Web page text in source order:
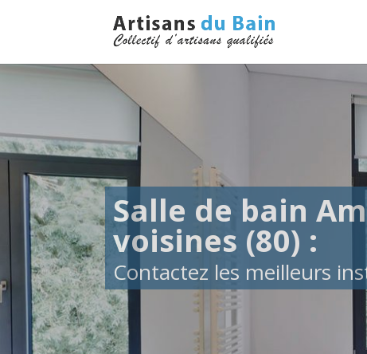
Salle de bain
voisines (80) :
Contactez les meilleurs